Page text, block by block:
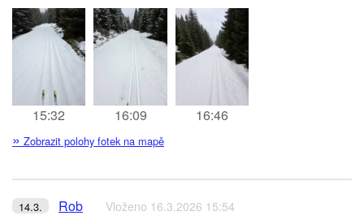
15:32 16:09 16:46
» Zobrazit polohy fotek na mapě
14.3. Rob Vloženo 16.3.2026 15:54